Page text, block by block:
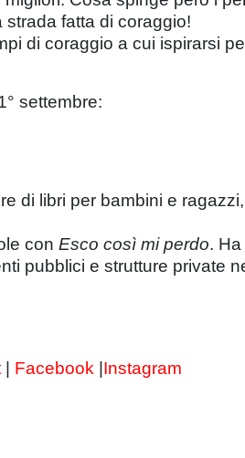
fatta di coraggio!
di coraggio a cui ispirarsi
settembre:
di libri per bambini e
con Esco così mi perdo.
pubblici e strutture private
Facebook Instagram